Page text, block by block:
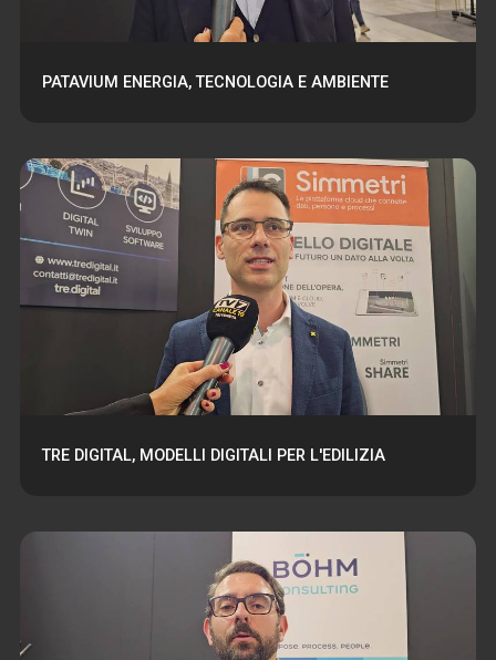
PATAVIUM ENERGIA, TECNOLOGIA E AMBIENTE
TRE DIGITAL, MODELLI DIGITALI PER L'EDILIZIA